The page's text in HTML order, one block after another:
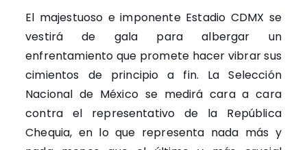
El majestuoso e imponente Estadio CDMX se
vestirá de gala para albergar un
enfrentamiento que promete hacer vibrar sus
cimientos de principio a fin. La Selección
Nacional de México se medirá cara a cara
contra el representativo de la República
Chequia, en lo que representa nada más y